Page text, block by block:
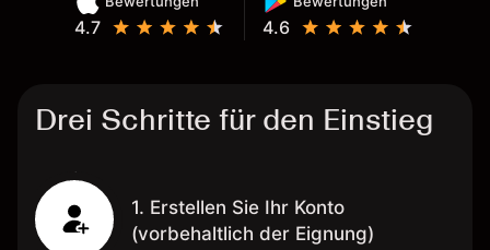
4.7 4.6
Drei Schritte für den Einstieg
1. Erstellen Sie Ihr Konto
(vorbehaltlich der Eignung)